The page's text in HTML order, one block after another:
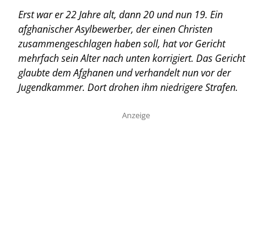
Erst war er 22 Jahre alt, dann 20 und nun 19. Ein
afghanischer Asylbewerber, der einen Christen
zusammengeschlagen haben soll, hat vor Gericht
mehrfach sein Alter nach unten korrigiert. Das Gericht
glaubte dem Afghanen und verhandelt nun vor der
Jugendkammer. Dort drohen ihm niedrigere Strafen.
Anzeige